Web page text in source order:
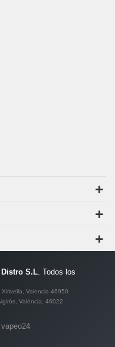
Distro S.L. Todos los
Valencia 46950
València, 46022